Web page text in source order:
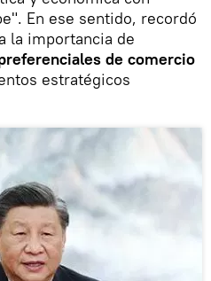
En ese sentido, recordó
la importancia de
de comercio
estratégicos